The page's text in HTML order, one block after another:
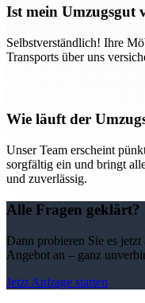
Ist mein Umzugsgut
Selbstverständlich! Ihre
Transports über uns
Wie läuft der
Unser Team erscheint
sorgfältig ein und bringt
und zuverlässig.
Alle Fragen geklärt?
Dann probieren Sie es
Angebot an – ganz
Jetzt Anfrage starten